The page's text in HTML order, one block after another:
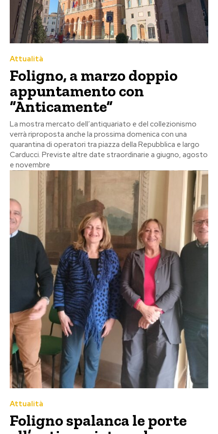
Attualità
Foligno, a marzo doppio
appuntamento con
“Anticamente”
La mostra mercato dell’antiquariato e del collezionismo
verrà riproposta anche la prossima domenica con una
quarantina di operatori tra piazza della Repubblica e largo
Carducci. Previste altre date straordinarie a giugno, agosto
e novembre
Attualità
Foligno spalanca le porte